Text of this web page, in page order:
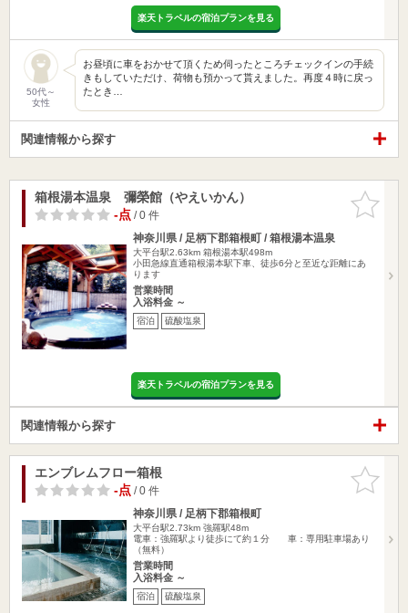
楽天トラベルの宿泊プランを見る
50代～
女性
お昼頃に車をおかせて頂くため伺ったところチェックインの手続
きもしていただけ、荷物も預かって貰えました。再度４時に戻っ
たとき…
関連情報から探す
お気に入
りに追加
箱根湯本温泉 彌榮館（やえいかん）
-点/ 0 件
神奈川県 / 足柄下郡箱根町 / 箱根湯本温泉
大平台駅2.63km 箱根湯本駅498m
小田急線直通箱根湯本駅下車、徒歩6分と至近な距離にあ
ります
営業時間
入浴料金 ～
宿泊 硫酸塩泉
楽天トラベルの宿泊プランを見る
関連情報から探す
お気に入
りに追加
エンブレムフロー箱根
-点/ 0 件
神奈川県 / 足柄下郡箱根町
大平台駅2.73km 強羅駅48m
電車：強羅駅より徒歩にて約１分 車：専用駐車場あり
（無料）
営業時間
入浴料金 ～
宿泊 硫酸塩泉